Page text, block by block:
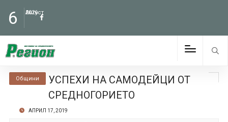
6 Август
2026
Общини
УСПЕХИ НА САМОДЕЙЦИ ОТ
СРЕДНОГОРИЕТО
АПРИЛ 17, 2019